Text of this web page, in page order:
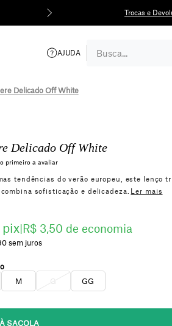
Trocas e
AJUDA
Delicado Off White
Delicado Off White
primeiro a avaliar
tendências do verão europeu, este lenço
sofisticação e delicadeza. Ler mais
pix|R$ 3,50 de economia
sem juros
M G GG